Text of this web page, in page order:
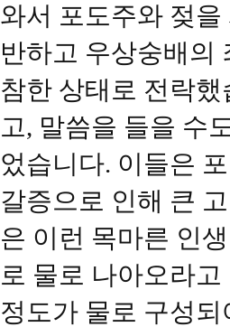
와서 포도주와 젖
반하고 우상숭배의
참한 상태로 전락
고, 말씀을 들을 수
었습니다. 이들은
갈증으로 인해 큰
은 이런 목마른 인
로 물로 나아오라
정도가 물로 구성